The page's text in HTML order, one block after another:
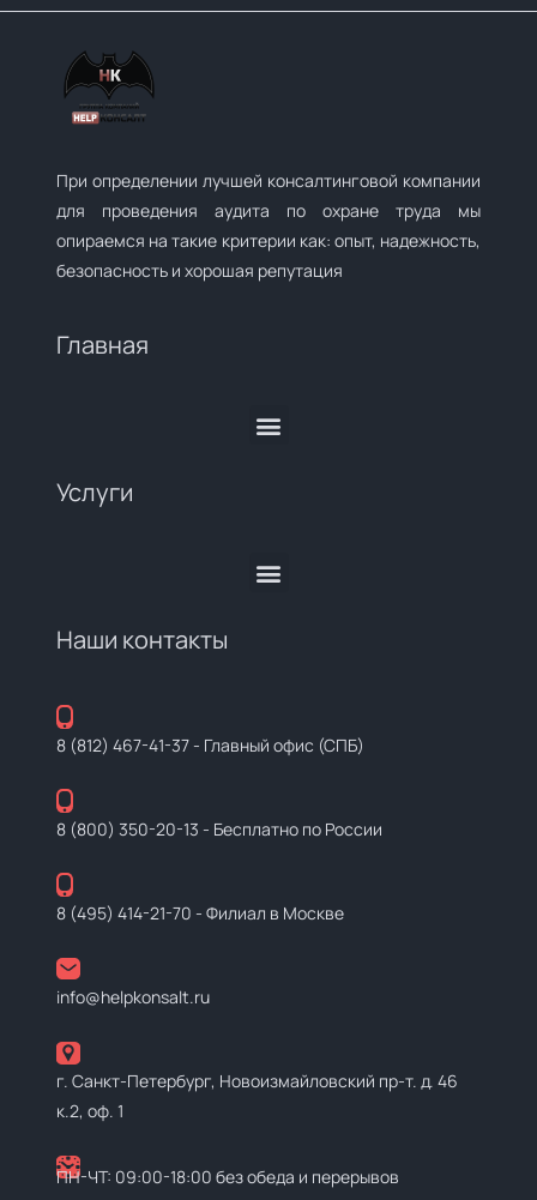
При определении лучшей консалтинговой компании
для проведения аудита по охране труда мы
опираемся на такие критерии как: опыт, надежность,
безопасность и хорошая репутация
Главная
Услуги
Наши контакты
8 (812) 467-41-37- Главный офис (СПБ)
8 (800) 350-20-13 - Бесплатно по России
8 (495) 414-21-70 - Филиал в Москве
info@helpkonsalt.ru
г. Санкт-Петербург, Новоизмайловский пр-т. д. 46
к.2, оф. 1
ПН-ЧТ: 09:00-18:00 без обеда и перерывов